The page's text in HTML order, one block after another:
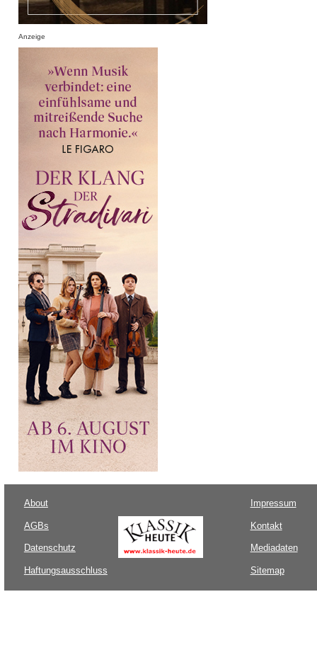
Anzeige
About
AGBs
Datenschutz
Haftungsausschluss
Impressum
Kontakt
Mediadaten
Sitemap